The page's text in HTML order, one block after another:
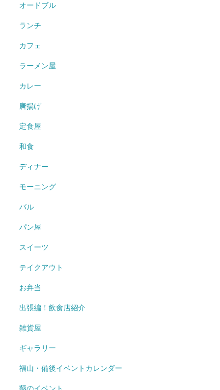
オードブル
ランチ
カフェ
ラーメン屋
カレー
唐揚げ
定食屋
和食
ディナー
モーニング
バル
パン屋
スイーツ
テイクアウト
お弁当
出張編！飲食店紹介
雑貨屋
ギャラリー
福山・備後イベントカレンダー
鞆のイベント